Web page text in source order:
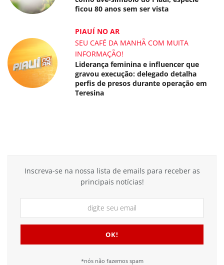
ficou 80 anos sem ser vista
PIAUÍ NO AR
SEU CAFÉ DA MANHÃ COM MUITA
INFORMAÇÃO!
Liderança feminina e influencer que
gravou execução: delegado detalha
perfis de presos durante operação em
Teresina
Inscreva-se na nossa lista de emails para receber as
principais notícias!
*nós não fazemos spam